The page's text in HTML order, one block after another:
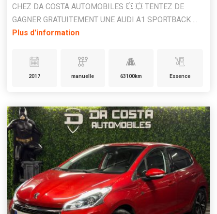
CHEZ DA COSTA AUTOMOBILES 💥 💥 TENTEZ DE
GAGNER GRATUITEMENT UNE AUDI A1 SPORTBACK ...
Plus d'information
2017 manuelle 63100km Essence